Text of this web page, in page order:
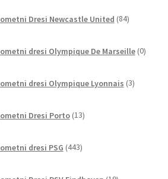
Dresi Newcastle United 84izdelkov
dresi Olympique De Marseille 0
dresi Olympique Lyonnais 3izdelki
Dresi Porto 13izdelkov
dresi PSG 443izdelkov